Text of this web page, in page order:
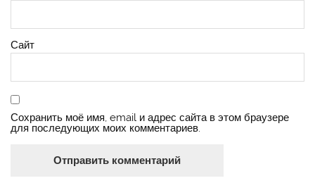
Сайт
Сохранить моё имя, email и адрес сайта в этом браузере
для последующих моих комментариев.